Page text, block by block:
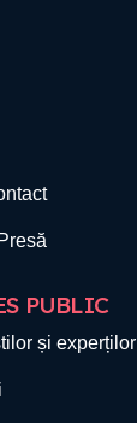
PUBLIC
și experților